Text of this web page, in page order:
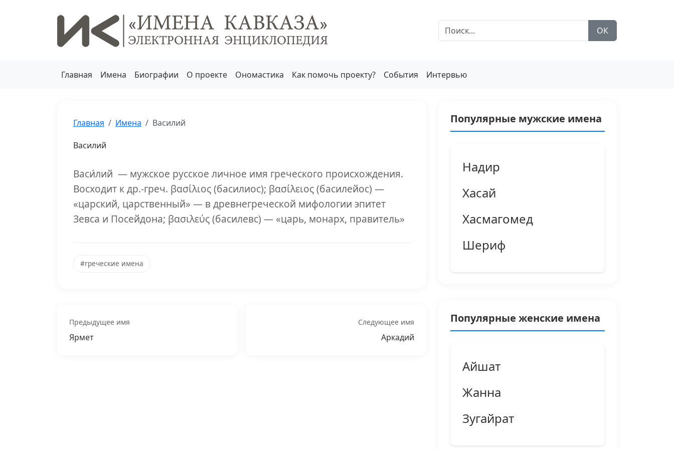
ОК
Главная Имена Биографии О проекте Ономастика Как помочь проекту? События Интервью
Главная Имена Василий
Василий
Васи́лий — мужское русское личное имя греческого происхождения.
Восходит к др.-греч. βασίλιος (басилиос); βασίλειος (басилейос) —
«царский, царственный» — в древнегреческой мифологии эпитет
Зевса и Посейдона; βασιλεύς (басилевс) — «царь, монарх, правитель»
#греческие имена
Предыдущее имя
Ярмет
Следующее имя
Аркадий
Популярные мужские имена
Надир
Хасай
Хасмагомед
Шериф
Популярные женские имена
Айшат
Жанна
Зугайрат